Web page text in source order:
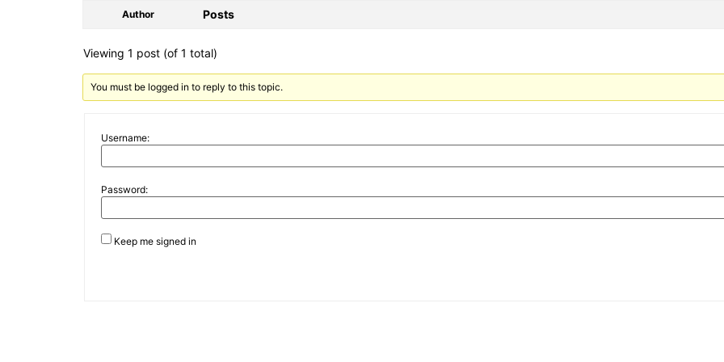
Author Posts
Viewing 1 post (of 1 total)
You must be logged in to reply to this topic.
Username:
Password:
Keep me signed in